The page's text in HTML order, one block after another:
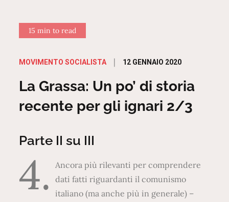
15 min to read
MOVIMENTO SOCIALISTA
Posted
12 GENNAIO 2020
La Grassa: Un po’ di storia
recente per gli ignari 2/3
Parte II su III
4.
Ancora più rilevanti per comprendere
dati fatti riguardanti il comunismo
italiano (ma anche più in generale) –